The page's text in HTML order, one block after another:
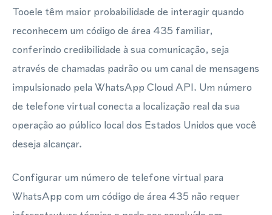
Tooele têm maior probabilidade de interagir quando
reconhecem um código de área 435 familiar,
conferindo credibilidade à sua comunicação, seja
através de chamadas padrão ou um canal de mensagens
impulsionado pela WhatsApp Cloud API. Um número
de telefone virtual conecta a localização real da sua
operação ao público local dos Estados Unidos que você
deseja alcançar.
Configurar um número de telefone virtual para
WhatsApp com um código de área 435 não requer